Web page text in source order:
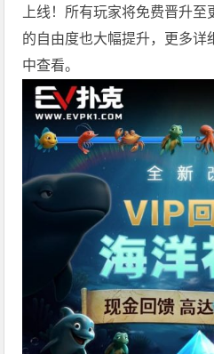
上线！所有玩家将免费晋升
的自由度也大幅提升，更多详
中查看。